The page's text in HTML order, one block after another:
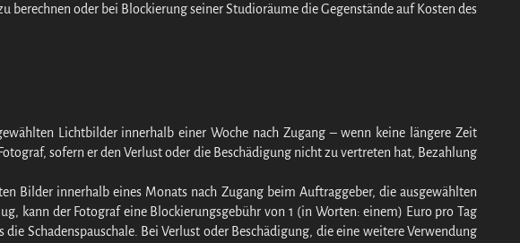
oder bei Blockierung seiner Studioräume die Gegenstände auf Kosten des
Lichtbilder innerhalb einer Woche nach Zugang – wenn keine längere Zeit
sofern er den Verlust oder die Beschädigung nicht zu vertreten hat, Bezahlung
Bilder innerhalb eines Monats nach Zugang beim Auftraggeber, die ausgewählten
kann der Fotograf eine Blockierungsgebühr von 1 (in Worten: einem) Euro pro Tag
Schadenspauschale. Bei Verlust oder Beschädigung, die eine weitere Verwendung